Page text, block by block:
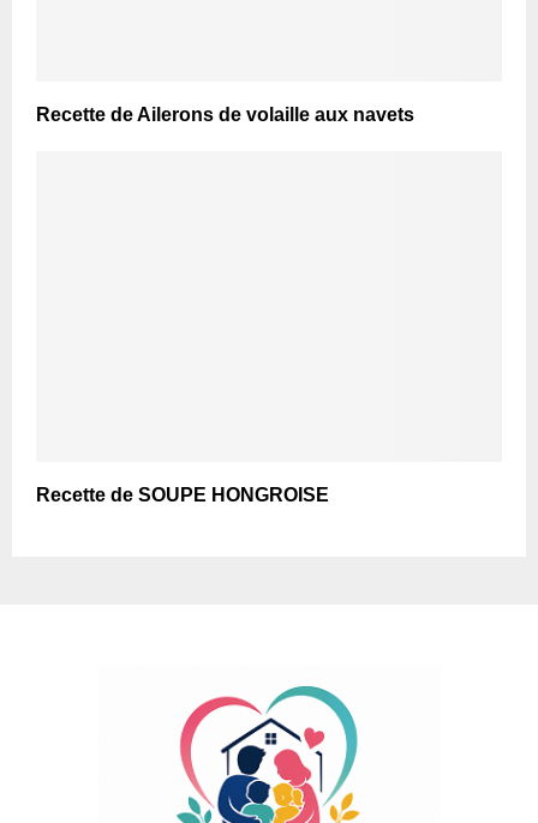
Recette de Ailerons de volaille aux navets
Recette de SOUPE HONGROISE